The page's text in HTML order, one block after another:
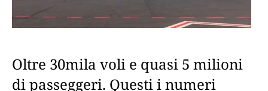
Oltre 30mila voli e quasi 5 milioni
di passeggeri. Questi i numeri